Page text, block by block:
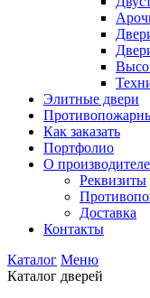
Элитные двери
Как заказать
Портфолио
О производителе
Реквизиты
Доставка
Контакты
Каталог Меню
Каталог дверей